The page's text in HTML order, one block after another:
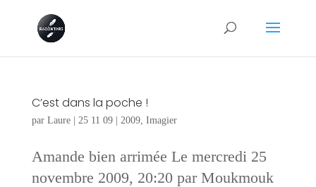
C’est dans la poche !
par Laure| 25 11 09| 2009, Imagier
Amande bien arrimée Le mercredi 25
novembre 2009, 20:20 par Moukmouk